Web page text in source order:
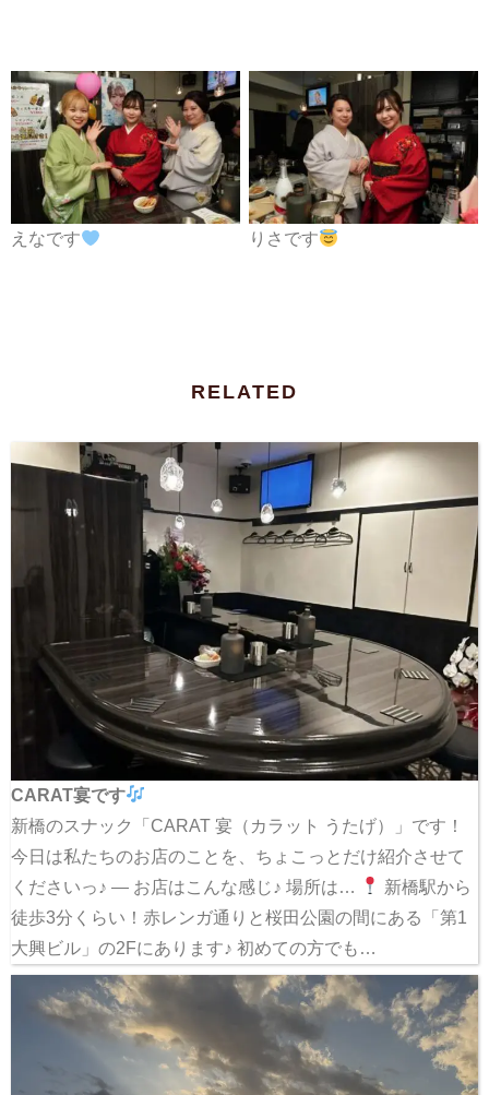
えなです りさです
RELATED
CARAT宴です
新橋のスナック「CARAT 宴（カラット うたげ）」です！
今日は私たちのお店のことを、ちょこっとだけ紹介させて
くださいっ♪ — お店はこんな感じ♪ 場所は…
新橋駅から
徒歩3分くらい！赤レンガ通りと桜田公園の間にある「第1
大興ビル」の2Fにあります♪ 初めての方でも…